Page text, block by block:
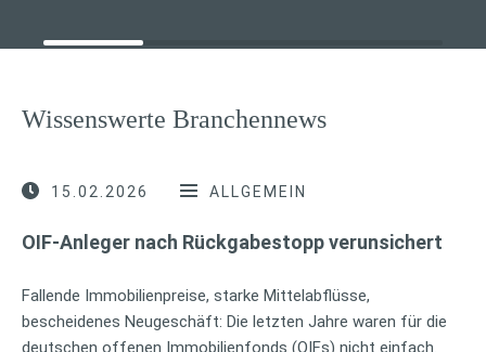
Wissenswerte Branchennews
15.02.2026 ALLGEMEIN
OIF-Anleger nach Rückgabestopp verunsichert
Fallende Immobilienpreise, starke Mittelabflüsse,
bescheidenes Neugeschäft: Die letzten Jahre waren für die
deutschen offenen Immobilienfonds (OIFs) nicht einfach.